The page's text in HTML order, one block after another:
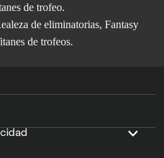
de trofeo.
de eliminatorias, Fantasy
de trofeos.